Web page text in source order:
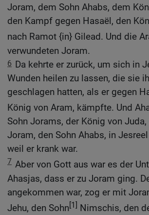
Joram, dem Sohn Ahabs, dem
den Kampf gegen Hasaël, den
nach Ramot {in} Gilead. Und die
verwundeten Joram.
6 Da kehrte er zurück, um sich in
Wunden heilen zu lassen, die sie
geschlagen hatten, als er gegen
König von Aram, kämpfte. Und
Sohn Jorams, der König von
Joram, den Sohn Ahabs, in
weil er krank war.
7 Aber von Gott aus war es der
Ahasjas, dass er zu Joram ging.
angekommen war, zog er mit
Jehu, den Sohn[1] Nimschis, den